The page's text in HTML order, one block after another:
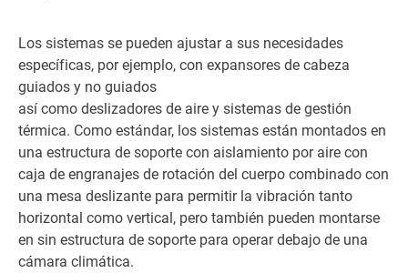
Los sistemas se pueden ajustar a sus necesidades
específicas, por ejemplo, con expansores de cabeza
guiados y no guiados
así como deslizadores de aire y sistemas de gestión
térmica. Como estándar, los sistemas están montados en
una estructura de soporte con aislamiento por aire con
caja de engranajes de rotación del cuerpo combinado con
una mesa deslizante para permitir la vibración tanto
horizontal como vertical, pero también pueden montarse
en sin estructura de soporte para operar debajo de una
cámara climática.